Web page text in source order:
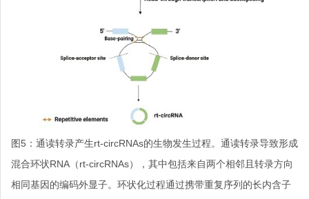
图5 ： 通读转录产生rt-circRNAs的生物发生过程。通读转录导致形成
混合环状RNA （rt-circRNAs），其中包括来自两个相邻且转录方向
相同基因的编码外显子。环状化过程通过携带重复序列的长内含子